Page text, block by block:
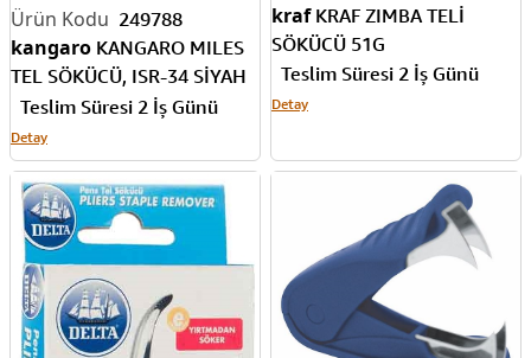
249788
kangaro KANGARO MILES
TEL SÖKÜCÜ, ISR-34 SİYAH
KAN-ISR-34-S
Teslim Süresi 2 İş Günü
Detay
kraf KRAF ZIMBA TELİ
SÖKÜCÜ 51G
Teslim Süresi 2 İş Günü
Detay